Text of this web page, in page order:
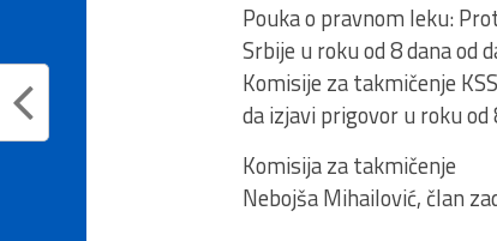
Pouka o pravnom leku:
Srbije u roku od 8 dana od
Komisije za takmičenje
da izjavi prigovor u roku
Komisija za takmičenje
Nebojša Mihailović, član